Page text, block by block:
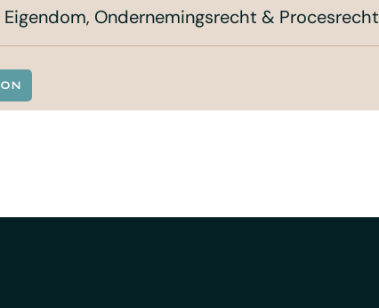
Ondernemingsrecht & Procesrecht